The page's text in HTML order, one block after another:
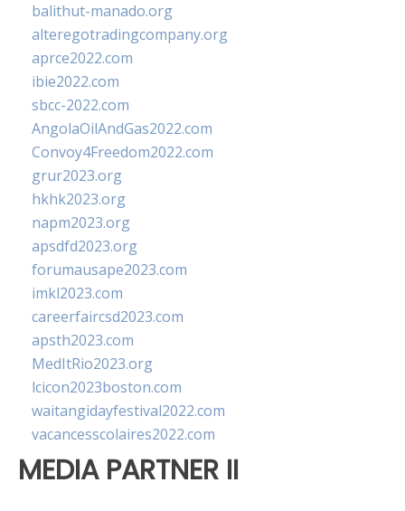
balithut-manado.org
alteregotradingcompany.org
aprce2022.com
ibie2022.com
sbcc-2022.com
AngolaOilAndGas2022.com
Convoy4Freedom2022.com
grur2023.org
hkhk2023.org
napm2023.org
apsdfd2023.org
forumausape2023.com
imkl2023.com
careerfaircsd2023.com
apsth2023.com
MedItRio2023.org
lcicon2023boston.com
waitangidayfestival2022.com
vacancesscolaires2022.com
MEDIA PARTNER II